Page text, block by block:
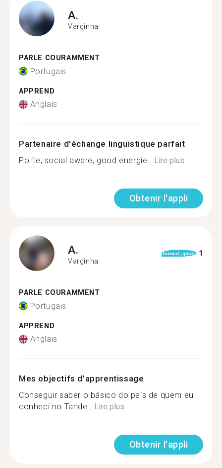
A.
Varginha
PARLE COURAMMENT
Portugais
APPREND
Anglais
Partenaire d'échange linguistique parfait
Polite, social aware, good energie...Lire plus
Obtenir l'appli
A.
Varginha
format_quote 1
PARLE COURAMMENT
Portugais
APPREND
Anglais
Mes objectifs d'apprentissage
Conseguir saber o básico do país de quem eu
conheci no Tande...Lire plus
Obtenir l'appli